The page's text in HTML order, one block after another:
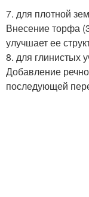
7. для плотной
Внесение торфа
улучшает ее
8. для глинистых
Добавление
последующей